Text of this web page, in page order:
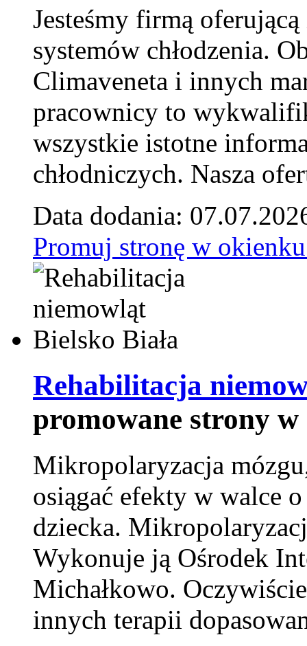
Jesteśmy firmą
systemów chłodzenia.
Climaveneta i innych
pracownicy to
wszystkie istotne
chłodniczych. Nasza
Data dodania:
Promuj stronę w
Rehabilitacja
promowane strony
Mikropolaryzacja
osiągać efekty w walce
dziecka.
Wykonuje ją Ośrodek
Michałkowo.
innych terapii